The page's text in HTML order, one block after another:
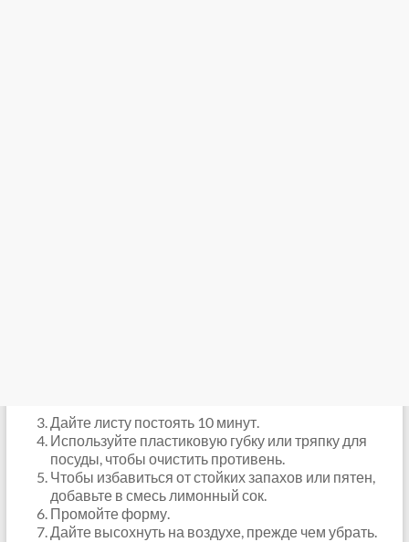
Дайте листу постоять 10 минут.
Используйте пластиковую губку или тряпку для
посуды, чтобы очистить противень.
Чтобы избавиться от стойких запахов или пятен,
добавьте в смесь лимонный сок.
Промойте форму.
Дайте высохнуть на воздухе, прежде чем убрать.